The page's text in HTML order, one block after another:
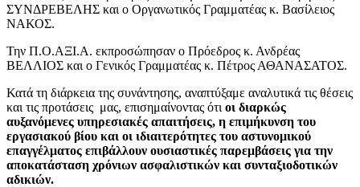
ΣΥΝΔΡΕΒΕΛΗΣ και ο Οργανωτικός Γραμματέας κ. Βασίλειος
ΝΑΚΟΣ.
Την Π.Ο.ΑΞΙ.Α. εκπροσώπησαν ο Πρόεδρος κ. Ανδρέας
ΒΕΛΛΙΟΣ και ο Γενικός Γραμματέας κ. Πέτρος ΑΘΑΝΑΣΑΤΟΣ.
Κατά τη διάρκεια της συνάντησης, αναπτύξαμε αναλυτικά τις θέσεις
και τις προτάσεις μας, επισημαίνοντας ότι οι διαρκώς
αυξανόμενες υπηρεσιακές απαιτήσεις, η επιμήκυνση του
εργασιακού βίου και οι ιδιαιτερότητες του αστυνομικού
επαγγέλματος επιβάλλουν ουσιαστικές παρεμβάσεις για την
αποκατάσταση χρόνιων ασφαλιστικών και συνταξιοδοτικών
αδικιών.